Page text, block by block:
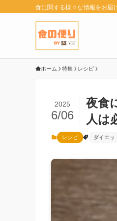
食に関する様々な情報をお届
ホーム 特集 レシピ
夜食
人は
2025
6/06
レシピ ダイエッ